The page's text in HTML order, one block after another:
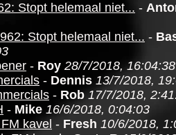
Stopt helemaal niet... -
Stopt helemaal niet... -
- Roy 28/7/2018, 16:04:38
- Dennis 13/7/2018,
- Rob 17/7/2018,
- Mike 16/6/2018, 0:04:03
kavel - Fresh 10/6/2018,